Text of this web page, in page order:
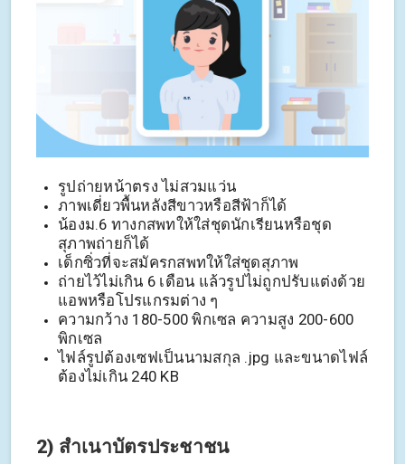
รูปถ่ายหน้าตรง ไม่สวมแว่น
ภาพเดี่ยวพื้นหลังสีขาวหรือสีฟ้าก็ได้
น้องม.6 ทางกสพทให้ใส่ชุดนักเรียนหรือชุด
สุภาพถ่ายก็ได้
เด็กซิ่วที่จะสมัครกสพทให้ใส่ชุดสุภาพ
ถ่ายไว้ไม่เกิน 6 เดือน แล้วรูปไม่ถูกปรับแต่งด้วย
แอพหรือโปรแกรมต่าง ๆ
ความกว้าง 180-500 พิกเซล ความสูง 200-600
พิกเซล
ไฟล์รูปต้องเซฟเป็นนามสกุล .jpg และขนาดไฟล์
ต้องไม่เกิน 240 KB
2) สำเนาบัตรประชาชน